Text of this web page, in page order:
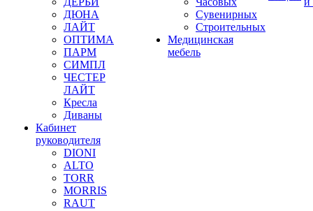
ДЮНА
ЛАЙТ
ОПТИМА
ПАРМ
СИМПЛ
ЧЕСТЕР
ЛАЙТ
Кресла
Диваны
Кабинет
руководителя
DIONI
ALTO
TORR
MORRIS
RAUT
Сувенирных
Строительных
Медицинская
мебель